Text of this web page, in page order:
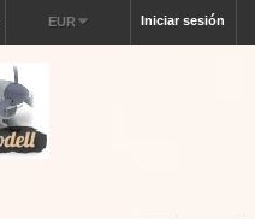
Iniciar sesión
EUR